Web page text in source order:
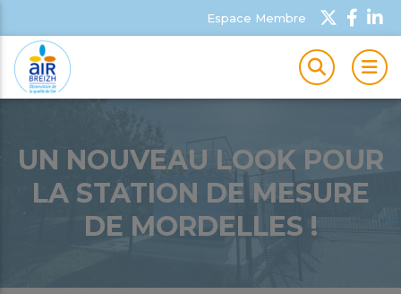
Espace Membre
UN NOUVEAU LOOK POUR
LA STATION DE MESURE
DE MORDELLES !